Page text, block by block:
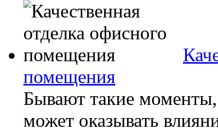
помещения
Бывают такие
может оказывать